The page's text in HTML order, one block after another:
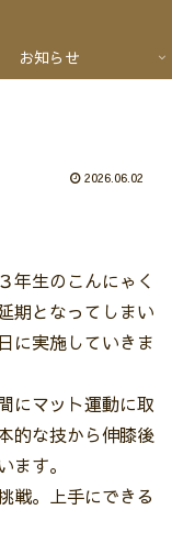
お知らせ
2026.06.02
年生のこんにゃく
期となってしまい
に実施していきま
にマット運動に取
的な技から伸膝後
す。
戦。上手にできる